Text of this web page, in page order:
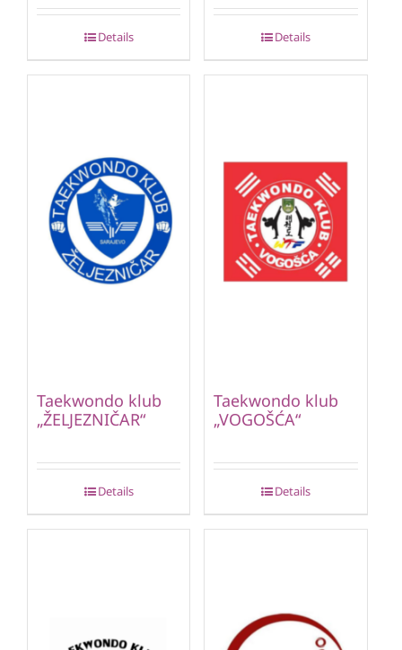
Details Details
Taekwondo klub
„ŽELJEZNIČAR“
Details
Taekwondo klub
„VOGOŠĆA“
Details